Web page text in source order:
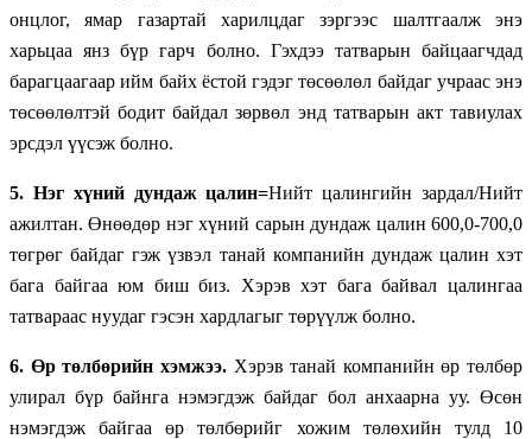
онцлог, ямар газартай харилцдаг зэргээс шалтгаалж энэ
харьцаа янз бүр гарч болно. Гэхдээ татварын байцаагчдад
барагцаагаар ийм байх ёстой гэдэг төсөөлөл байдаг учраас энэ
төсөөлөлтэй бодит байдал зөрвөл энд татварын акт тавиулах
эрсдэл үүсэж болно.
5. Нэг хүний дундаж цалин=Нийт цалингийн зардал/Нийт
ажилтан. Өнөөдөр нэг хүний сарын дундаж цалин 600,0-700,0
төгрөг байдаг гэж үзвэл танай компанийн дундаж цалин хэт
бага байгаа юм биш биз. Хэрэв хэт бага байвал цалингаа
татвараас нуудаг гэсэн хардлагыг төрүүлж болно.
6. Өр төлбөрийн хэмжээ. Хэрэв танай компанийн өр төлбөр
улирал бүр байнга нэмэгдэж байдаг бол анхаарна уу. Өсөн
нэмэгдэж байгаа өр төлбөрийг хожим төлөхийн тулд 10